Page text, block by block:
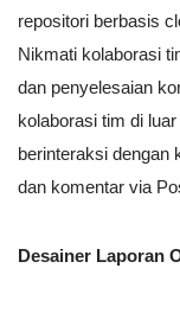
repositori berbasis
Nikmati kolaborasi
dan penyelesaian
kolaborasi tim di
berinteraksi dengan
dan komentar via
Desainer Laporan